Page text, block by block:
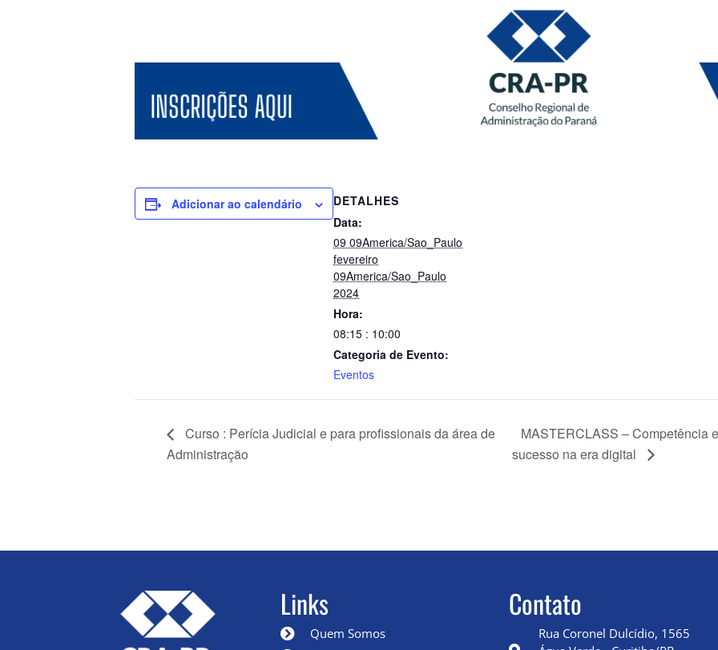
Adicionar ao calendário
DETALHES
Data:
09 09America/Sao_Paulo
fevereiro
09America/Sao_Paulo
2024
Hora:
08:15 : 10:00
Categoria de Evento:
Eventos
Curso : Perícia Judicial e para profissionais da área de
Administração
MASTERCLASS – Competência
sucesso na era digital
Links
Quem Somos
Contato
Rua Coronel Dulcídio, 1565